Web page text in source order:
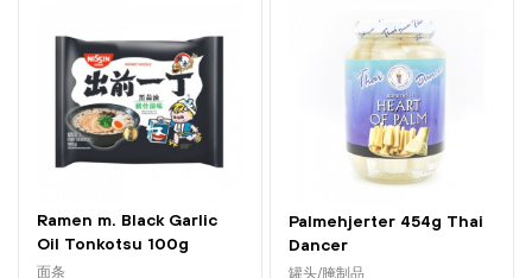
Ramen m. Black Garlic
Oil Tonkotsu 100g
Nissin
面条
Palmehjerter 454g Thai
Dancer
罐头/腌制品